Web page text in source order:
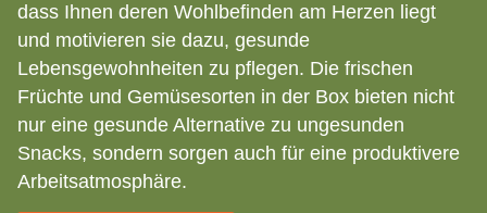
dass Ihnen deren Wohlbefinden am Herzen liegt
und motivieren sie dazu, gesunde
Lebensgewohnheiten zu pflegen. Die frischen
Früchte und Gemüsesorten in der Box bieten nicht
nur eine gesunde Alternative zu ungesunden
Snacks, sondern sorgen auch für eine produktivere
Arbeitsatmosphäre.